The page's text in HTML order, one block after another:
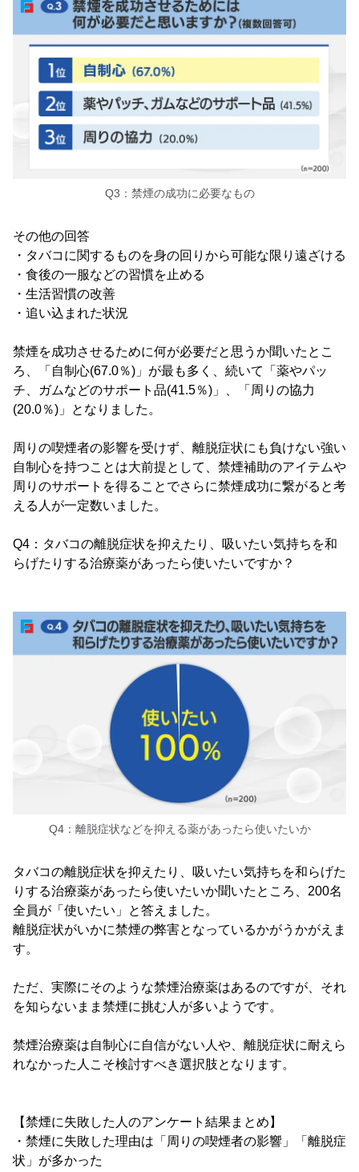
Q3：禁煙の成功に必要なもの
その他の回答
・タバコに関するものを身の回りから可能な限り遠ざける
・食後の一服などの習慣を止める
・生活習慣の改善
・追い込まれた状況
禁煙を成功させるために何が必要だと思うか聞いたとこ
ろ、「自制心(67.0％)」が最も多く、続いて「薬やパッ
チ、ガムなどのサポート品(41.5％)」、「周りの協力
(20.0％)」となりました。
周りの喫煙者の影響を受けず、離脱症状にも負けない強い
自制心を持つことは大前提として、禁煙補助のアイテムや
周りのサポートを得ることでさらに禁煙成功に繋がると考
える人が一定数いました。
Q4：タバコの離脱症状を抑えたり、吸いたい気持ちを和
らげたりする治療薬があったら使いたいですか？
Q4：離脱症状などを抑える薬があったら使いたいか
タバコの離脱症状を抑えたり、吸いたい気持ちを和らげた
りする治療薬があったら使いたいか聞いたところ、200名
全員が「使いたい」と答えました。
離脱症状がいかに禁煙の弊害となっているかがうかがえま
す。
ただ、実際にそのような禁煙治療薬はあるのですが、それ
を知らないまま禁煙に挑む人が多いようです。
禁煙治療薬は自制心に自信がない人や、離脱症状に耐えら
れなかった人こそ検討すべき選択肢となります。
【禁煙に失敗した人のアンケート結果まとめ】
・禁煙に失敗した理由は「周りの喫煙者の影響」「離脱症
状」が多かった